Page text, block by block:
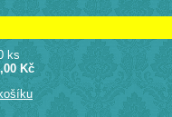
ks
Kč